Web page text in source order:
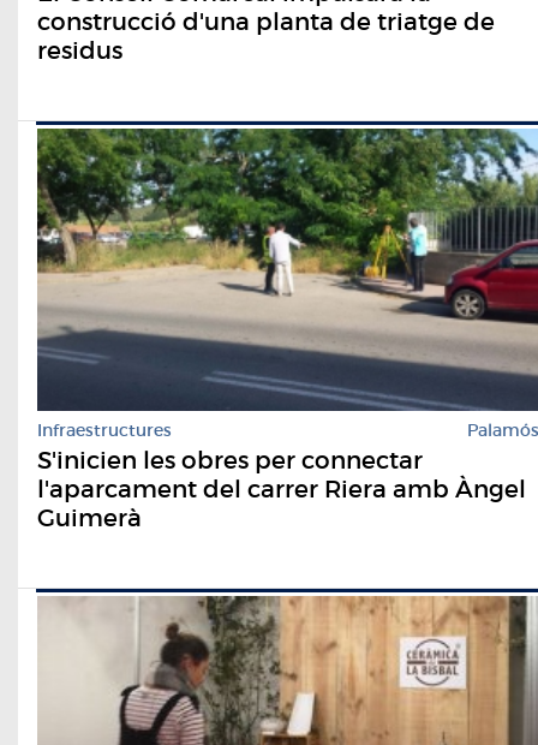
construcció d'una planta de triatge de
residus
Infraestructures Palamós
S'inicien les obres per connectar
l'aparcament del carrer Riera amb Àngel
Guimerà